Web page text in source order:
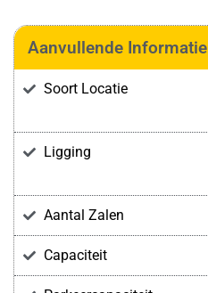
Aanvullende Informatie
Soort Locatie
Ligging
Aantal Zalen
Capaciteit